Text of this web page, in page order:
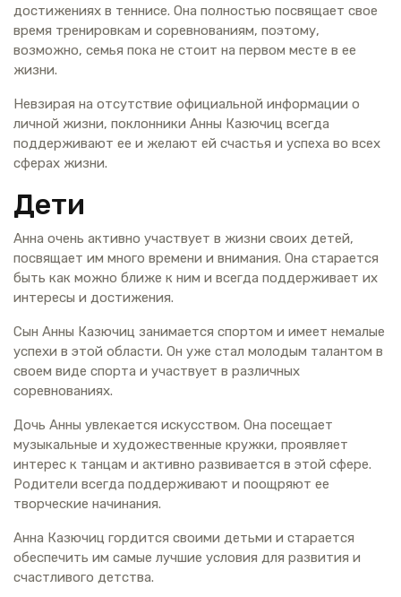
достижениях в теннисе. Она полностью посвящает свое
время тренировкам и соревнованиям, поэтому,
возможно, семья пока не стоит на первом месте в ее
жизни.
Невзирая на отсутствие официальной информации о
личной жизни, поклонники Анны Казючиц всегда
поддерживают ее и желают ей счастья и успеха во всех
сферах жизни.
Дети
Анна очень активно участвует в жизни своих детей,
посвящает им много времени и внимания. Она старается
быть как можно ближе к ним и всегда поддерживает их
интересы и достижения.
Сын Анны Казючиц занимается спортом и имеет немалые
успехи в этой области. Он уже стал молодым талантом в
своем виде спорта и участвует в различных
соревнованиях.
Дочь Анны увлекается искусством. Она посещает
музыкальные и художественные кружки, проявляет
интерес к танцам и активно развивается в этой сфере.
Родители всегда поддерживают и поощряют ее
творческие начинания.
Анна Казючиц гордится своими детьми и старается
обеспечить им самые лучшие условия для развития и
счастливого детства.